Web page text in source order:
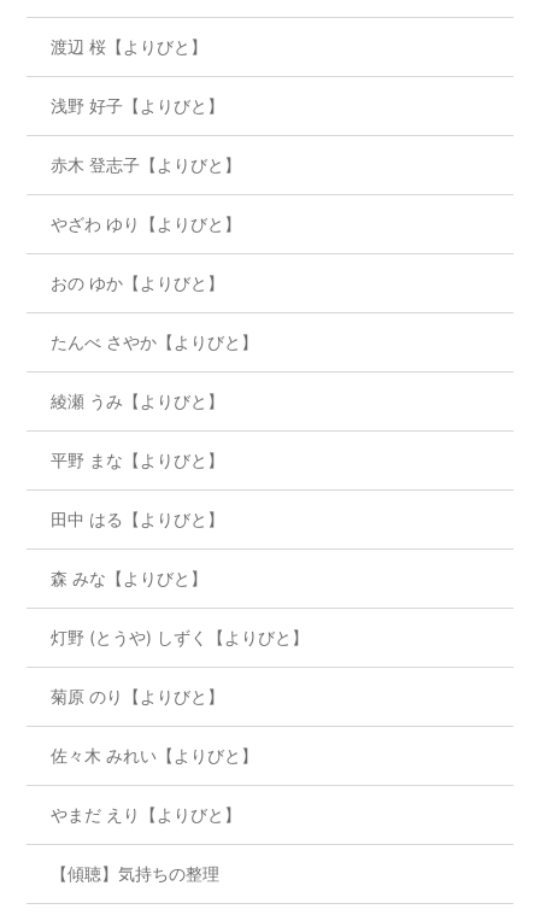
渡辺 桜【よりびと】
浅野 好子【よりびと】
赤木 登志子【よりびと】
やざわ ゆり【よりびと】
おの ゆか【よりびと】
たんべ さやか【よりびと】
綾瀬 うみ【よりびと】
平野 まな【よりびと】
田中 はる【よりびと】
森 みな【よりびと】
灯野 (とうや) しずく【よりびと】
菊原 のり【よりびと】
佐々木 みれい【よりびと】
やまだ えり【よりびと】
【傾聴】気持ちの整理